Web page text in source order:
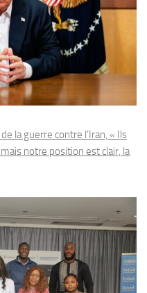
la guerre contre l’Iran, « Ils
notre position est clair, la